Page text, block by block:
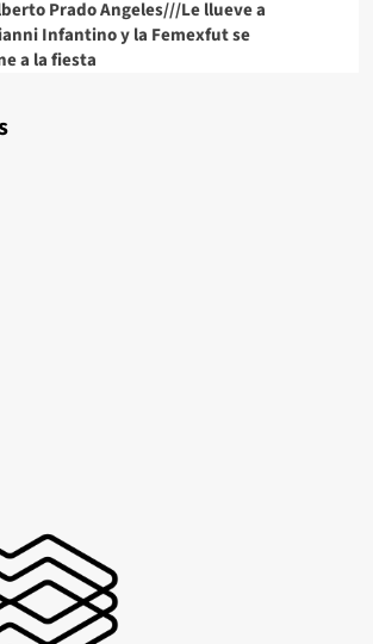
Prado Angeles///Le llueve a
Infantino y la Femexfut se
a la fiesta